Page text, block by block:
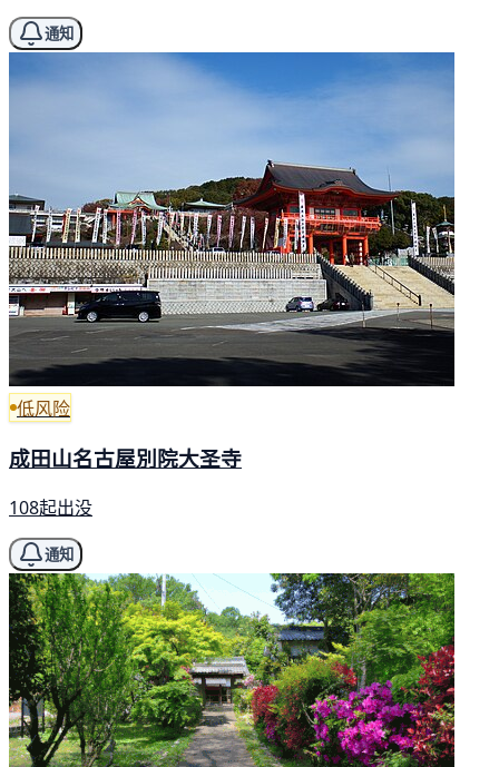
通知
低风险
成田山名古屋別院大圣寺
108起出没
通知